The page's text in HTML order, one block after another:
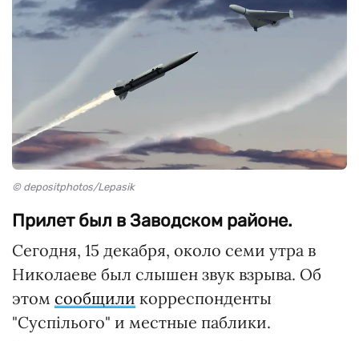
© depositphotos/Lepasik
Прилет был в Заводском районе.
Сегодня, 15 декабря, около семи утра в
Николаеве был слышен звук взрыва. Об
этом сообщили корреспонденты
"Суспілього" и местные паблики.